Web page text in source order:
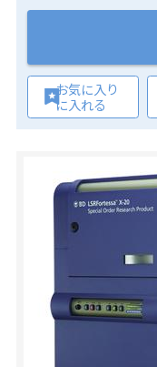
お気に入り
に入れる